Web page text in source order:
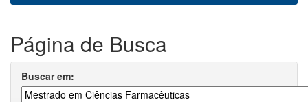
Página de Busca
Buscar em: